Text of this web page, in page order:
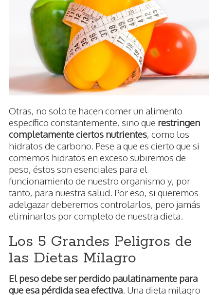
Otras, no solo te hacen comer un alimento
específico constantemente, sino que restringen
completamente ciertos nutrientes, como los
hidratos de carbono. Pese a que es cierto que si
comemos hidratos en exceso subiremos de
peso, éstos son esenciales para el
funcionamiento de nuestro organismo y, por
tanto, para nuestra salud. Por eso, si queremos
adelgazar deberemos controlarlos, pero jamás
eliminarlos por completo de nuestra dieta.
Los 5 Grandes Peligros de
las Dietas Milagro
El peso debe ser perdido paulatinamente para
que esa pérdida sea efectiva. Una dieta milagro